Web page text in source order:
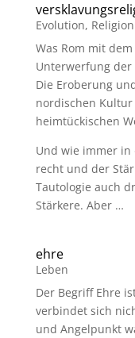
Evolution, Religion
Was Rom mit
Unterwerfung der
Die Eroberung
nordischen
heimtückischen
Und wie immer in
recht und der
Tautologie auch
Stärkere. Aber …
ehre
Leben
Der Begriff Ehre
verbindet sich
und Angelpunkt